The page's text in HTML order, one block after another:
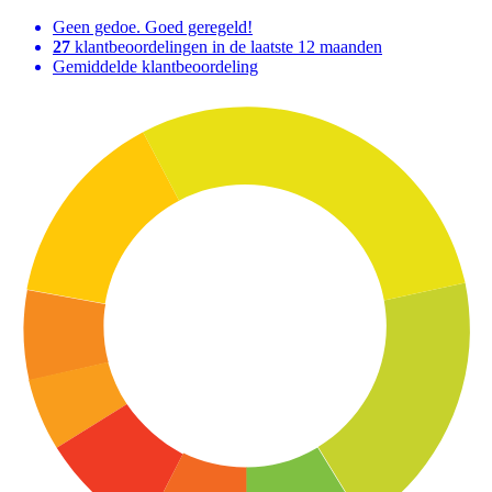
Geen gedoe. Goed geregeld!
27 klantbeoordelingen in de laatste 12 maanden
Gemiddelde klantbeoordeling